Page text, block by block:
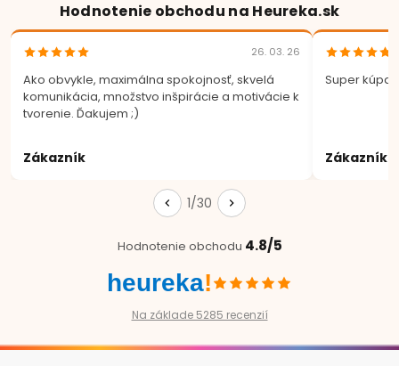
Hodnotenie obchodu na Heureka.sk
26. 03. 26
Ako obvykle, maximálna spokojnosť, skvelá
komunikácia, množstvo inšpirácie a motivácie k
tvorenie. Ďakujem ;)
Zákazník
Super
Zákazník
1/30
Hodnotenie obchodu 4.8/5
heureka!
Na základe 5285 recenzií